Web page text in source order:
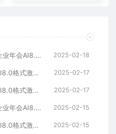
遂风领航向阳而生易拉罐企业年会AI8.0格式激光打标文件通用矢量图 2025-02-18
年年有余新春贺词艺术字AI8.0格式激光打标文件通用矢量图 2025-02-17
在一起赢未来书法艺术字AI8.0格式激光打标文件通用矢量图 2025-02-17
前途似海未来可期易拉罐企业年会AI8.0格式激光打标文件通用矢量图 2025-02-15
携手共赢易拉罐企业年会AI8.0格式激光打标文件通用矢量图 2025-02-15